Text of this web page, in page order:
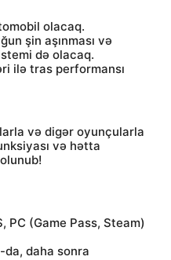
olacaq.
şin aşınması və
də olacaq.
ilə tras performansı
və digər oyunçularla
və hətta
PC (Game Pass, Steam)
daha sonra